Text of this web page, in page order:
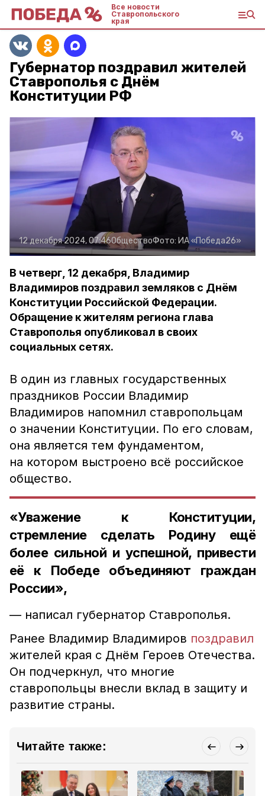
Все новости
Ставропольского
края
Губернатор поздравил жителей
Ставрополья с Днём
Конституции РФ
12 декабря 2024, 07:46ОбществоФото: ИА «Победа26»
В четверг, 12 декабря, Владимир
Владимиров поздравил земляков с Днём
Конституции Российской Федерации.
Обращение к жителям региона глава
Ставрополья опубликовал в своих
социальных сетях.
В один из главных государственных
праздников России Владимир
Владимиров напомнил ставропольцам
о значении Конституции. По его словам,
она является тем фундаментом,
на котором выстроено всё российское
общество.
«Уважение к Конституции,
стремление сделать Родину ещё
более сильной и успешной, привести
её к Победе объединяют граждан
России»,
— написал губернатор Ставрополья.
Ранее Владимир Владимиров поздравил
жителей края с Днём Героев Отечества.
Он подчеркнул, что многие
ставропольцы внесли вклад в защиту и
развитие страны.
Читайте также: